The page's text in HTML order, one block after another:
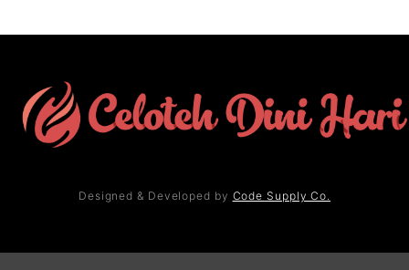
Designed & Developed by Code Supply Co.